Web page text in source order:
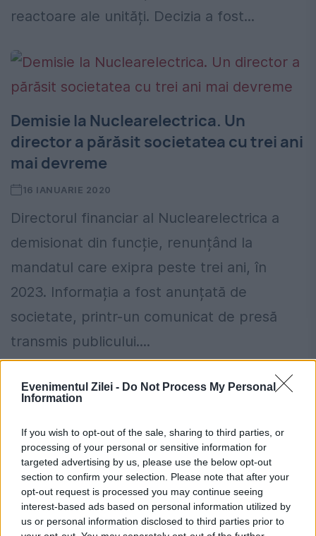
Evenimentul Zilei - Do Not Process My Personal
Information
If you wish to opt-out of the sale, sharing to third parties, or
processing of your personal or sensitive information for
targeted advertising by us, please use the below opt-out
section to confirm your selection. Please note that after your
opt-out request is processed you may continue seeing
interest-based ads based on personal information utilized by
us or personal information disclosed to third parties prior to
reactoare ale unități. Decizia a fost...
Demisie la Nuclearelectrica. Un
director a părăsit societatea cu trei ani
mai devreme
16 IANUARIE 2020
Directorul financiar al Nuclearelectrica a
demisionat din funcție, renunțând la
mandatul care exipra peste trei ani, în
2023. Informația a fost anunțată de
societate, printr-un comunicat de presă
transmis publicului....